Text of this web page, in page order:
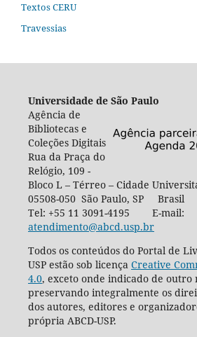
Textos CERU
Travessias
Universidade de São Paulo
Agência de
Bibliotecas e
Coleções Digitais
Rua da Praça do
Relógio, 109 -
Bloco L – Térreo – Cidade
05508-050 São Paulo, SP Brasil
Tel: +55 11 3091-4195 E-mail:
atendimento@abcd.usp.br
Todos os conteúdos do Portal de
USP estão sob licença Creative
4.0, exceto onde indicado de outro
preservando integralmente os
dos autores, editores e
própria ABCD-USP.